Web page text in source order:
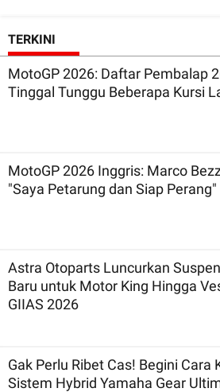
TERKINI
MotoGP 2026: Daftar Pembalap
Tinggal Tunggu Beberapa Kursi
MotoGP 2026 Inggris: Marco
"Saya Petarung dan Siap Perang"
Astra Otoparts Luncurkan
Baru untuk Motor King Hingga
GIIAS 2026
Gak Perlu Ribet Cas! Begini Cara
Sistem Hybrid Yamaha Gear